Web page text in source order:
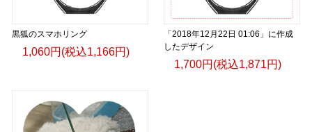
黒狐のスマホリング
1,060円(税込1,166円)
「2018年12月22日 01:06」に作成
したデザイン
1,700円(税込1,871円)